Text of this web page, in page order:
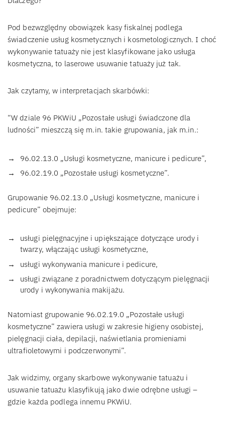
Pod bezwzględny obowiązek kasy fiskalnej podlega
świadczenie usług kosmetycznych i kosmetologicznych. I choć
wykonywanie tatuaży nie jest klasyfikowane jako usługa
kosmetyczna, to laserowe usuwanie tatuaży już tak.
Jak czytamy, w interpretacjach skarbówki:
“W dziale 96 PKWiU „Pozostałe usługi świadczone dla
ludności” mieszczą się m.in. takie grupowania, jak m.in.:
96.02.13.0 „Usługi kosmetyczne, manicure i pedicure”,
96.02.19.0 „Pozostałe usługi kosmetyczne”.
Grupowanie 96.02.13.0 „Usługi kosmetyczne, manicure i
pedicure” obejmuje:
usługi pielęgnacyjne i upiększające dotyczące urody i
twarzy, włączając usługi kosmetyczne,
usługi wykonywania manicure i pedicure,
usługi związane z poradnictwem dotyczącym pielęgnacji
urody i wykonywania makijażu.
Natomiast grupowanie 96.02.19.0 „Pozostałe usługi
kosmetyczne” zawiera usługi w zakresie higieny osobistej,
pielęgnacji ciała, depilacji, naświetlania promieniami
ultrafioletowymi i podczerwonymi”.
Jak widzimy, organy skarbowe wykonywanie tatuażu i
usuwanie tatuażu klasyfikują jako dwie odrębne usługi –
gdzie każda podlega innemu PKWiU.